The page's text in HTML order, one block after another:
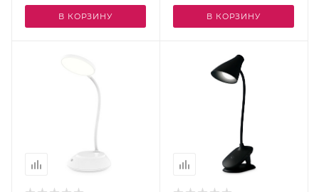
режимом Desk DE530
В КОРЗИНУ
термометром и
будильником Desk
В КОРЗИНУ